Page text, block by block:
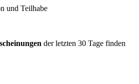
und Teilhabe
der letzten 30 Tage finden